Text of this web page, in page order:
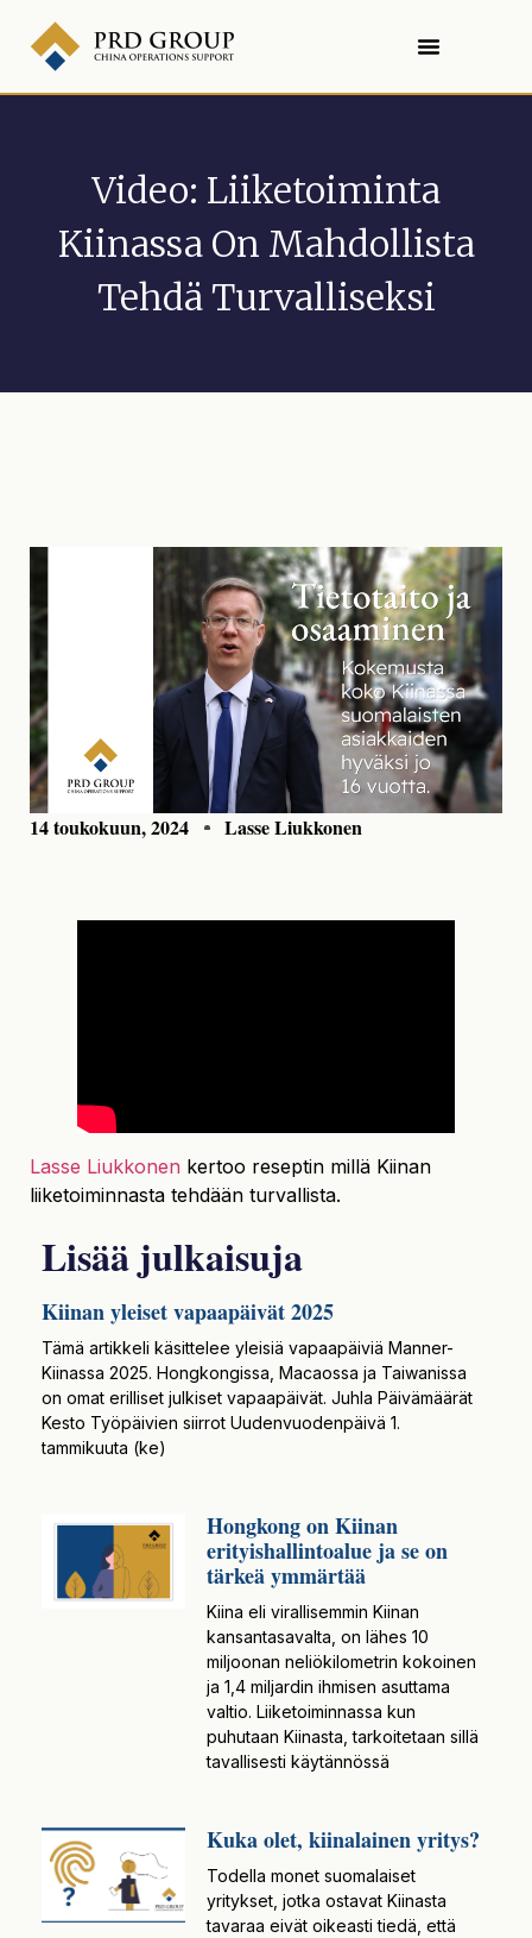
Video: Liiketoiminta
Kiinassa On Mahdollista
Tehdä Turvalliseksi
14 toukokuun, 2024 Lasse Liukkonen
Lasse Liukkonen kertoo reseptin millä Kiinan
liiketoiminnasta tehdään turvallista.
Lisää julkaisuja
Kiinan yleiset vapaapäivät 2025
Tämä artikkeli käsittelee yleisiä vapaapäiviä Manner-
Kiinassa 2025. Hongkongissa, Macaossa ja Taiwanissa
on omat erilliset julkiset vapaapäivät. Juhla Päivämäärät
Kesto Työpäivien siirrot Uudenvuodenpäivä 1.
tammikuuta (ke)
Hongkong on Kiinan
erityishallintoalue ja se on
tärkeä ymmärtää
Kiina eli virallisemmin Kiinan
kansantasavalta, on lähes 10
miljoonan neliökilometrin kokoinen
ja 1,4 miljardin ihmisen asuttama
valtio. Liiketoiminnassa kun
puhutaan Kiinasta, tarkoitetaan sillä
tavallisesti käytännössä
Kuka olet, kiinalainen yritys?
Todella monet suomalaiset
yritykset, jotka ostavat Kiinasta
tavaraa eivät oikeasti tiedä, että